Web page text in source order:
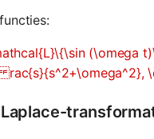
(\omega